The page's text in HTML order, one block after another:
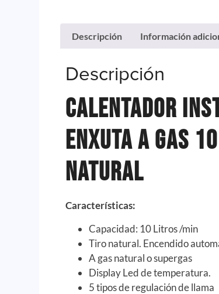
Descripción Información
Descripción
Calentador
Enxuta a Gas
Natural
Características:
Capacidad: 10 Litros /min
Tiro natural. Encendido
A gas natural o supergas
Display Led de temperatura.
5 tipos de regulación de llama